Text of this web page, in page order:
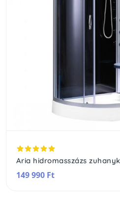
149 990 Ft